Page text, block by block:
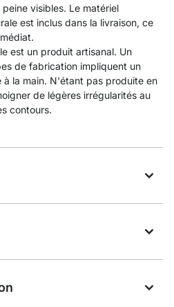
visibles. Le matériel
est inclus dans la livraison, ce
est un produit artisanal. Un
de fabrication impliquent un
à la main. N'étant pas produite en
de légères irrégularités au
contours.